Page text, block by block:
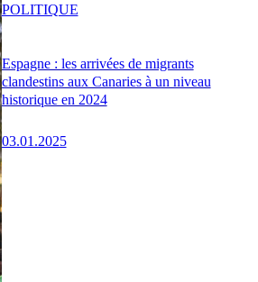
Espagne : les arrivées de migrants
clandestins aux Canaries à un niveau
historique en 2024
03.01.2025
POLITIQUE